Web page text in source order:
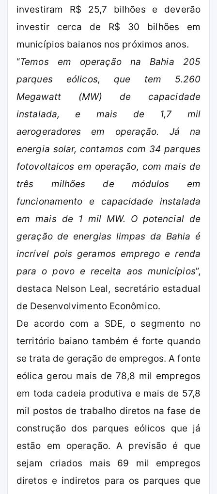
investiram R$ 25,7 bilhões e deverão
investir cerca de R$ 30 bilhões em
municípios baianos nos próximos anos.
“Temos em operação na Bahia 205
parques eólicos, que tem 5.260
Megawatt (MW) de capacidade
instalada, e mais de 1,7 mil
aerogeradores em operação. Já na
energia solar, contamos com 34 parques
fotovoltaicos em operação, com mais de
três milhões de módulos em
funcionamento e capacidade instalada
em mais de 1 mil MW. O potencial de
geração de energias limpas da Bahia é
incrível pois geramos emprego e renda
para o povo e receita aos municípios”,
destaca Nelson Leal, secretário estadual
de Desenvolvimento Econômico.
De acordo com a SDE, o segmento no
território baiano também é forte quando
se trata de geração de empregos. A fonte
eólica gerou mais de 78,8 mil empregos
em toda cadeia produtiva e mais de 57,8
mil postos de trabalho diretos na fase de
construção dos parques eólicos que já
estão em operação. A previsão é que
sejam criados mais 69 mil empregos
diretos e indiretos para os parques que